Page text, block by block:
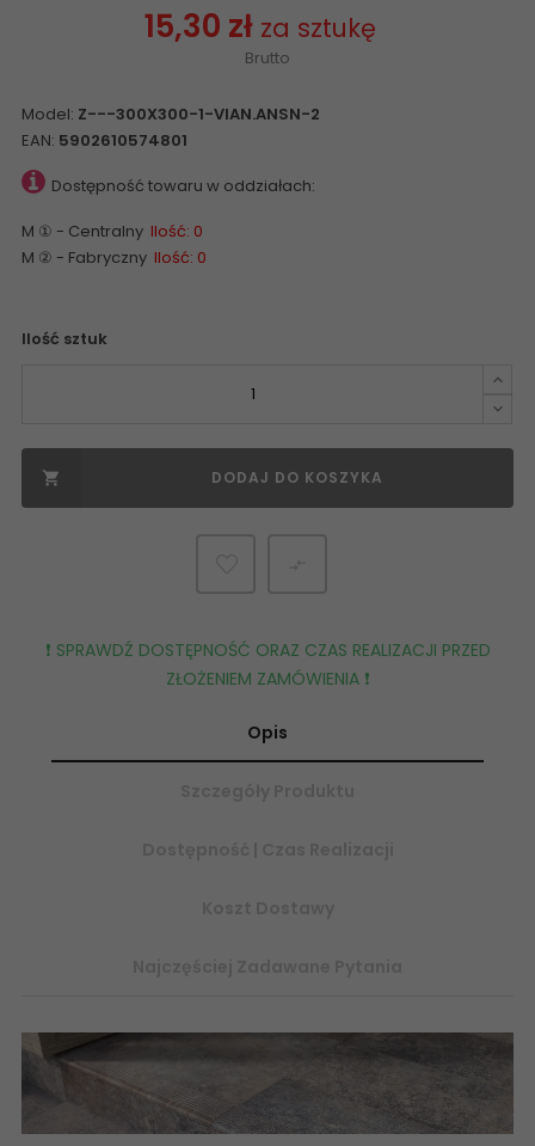
15,30 zł za sztukę
Brutto
Model: Z---300X300-1-VIAN.ANSN-2
EAN: 5902610574801
Dostępność towaru w oddziałach:
M ① - Centralny Ilość: 0
M ② - Fabryczny Ilość: 0
Ilość sztuk
 DODAJ DO KOSZYKA
❗️ SPRAWDŹ DOSTĘPNOŚĆ ORAZ CZAS REALIZACJI PRZED
ZŁOŻENIEM ZAMÓWIENIA ❗️
Opis